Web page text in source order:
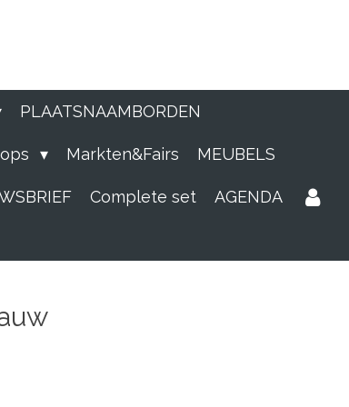
PLAATSNAAMBORDEN
Markten&Fairs MEUBELS
Complete set AGENDA